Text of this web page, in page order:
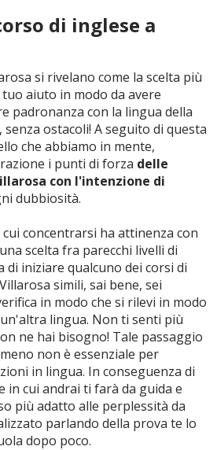
di inglese a
si rivelano come la scelta più
aiuto in modo da avere
padronanza con la lingua della
ostacoli! A seguito di questa
che abbiamo in mente,
i punti di forza delle
con l'intenzione di
dubbiosità.
concentrarsi ha attinenza con
scelta fra parecchi livelli di
di iniziare qualcuno dei corsi di
simili, sai bene, sei
in modo che si rilevi in modo
lingua. Non ti senti più
ne hai bisogno! Tale passaggio
non è essenziale per
in lingua. In conseguenza di
in cui andrai ti farà da guida e
più adatto alle perplessità da
parlando della prova te lo
dopo poco.